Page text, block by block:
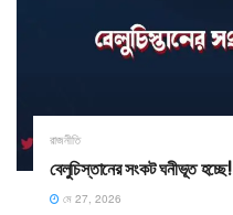
রাজনীতি
বেলুচিস্তানের সংকট ঘনীভূত হচ্ছে!
মে 27, 2026